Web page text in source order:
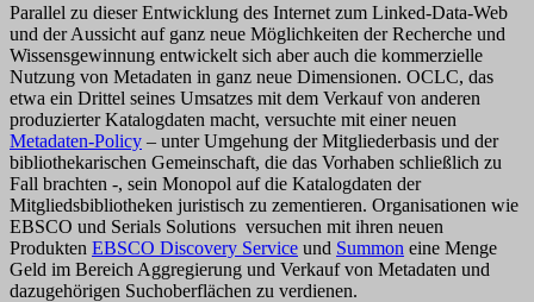
Parallel zu dieser Entwicklung des Internet zum Linked-Data-Web
und der Aussicht auf ganz neue Möglichkeiten der Recherche und
Wissensgewinnung entwickelt sich aber auch die kommerzielle
Nutzung von Metadaten in ganz neue Dimensionen. OCLC, das
etwa ein Drittel seines Umsatzes mit dem Verkauf von anderen
produzierter Katalogdaten macht, versuchte mit einer neuen
Metadaten-Policy – unter Umgehung der Mitgliederbasis und der
bibliothekarischen Gemeinschaft, die das Vorhaben schließlich zu
Fall brachten -, sein Monopol auf die Katalogdaten der
Mitgliedsbibliotheken juristisch zu zementieren. Organisationen wie
EBSCO und Serials Solutions versuchen mit ihren neuen
Produkten EBSCO Discovery Service und Summon eine Menge
Geld im Bereich Aggregierung und Verkauf von Metadaten und
dazugehörigen Suchoberflächen zu verdienen.